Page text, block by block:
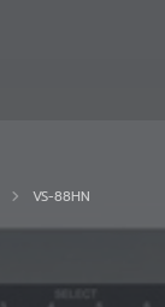
VS-88HN